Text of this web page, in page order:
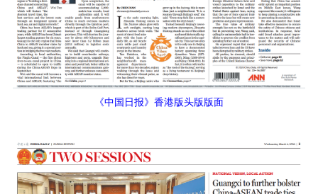
《中国日报》香港版头版版面